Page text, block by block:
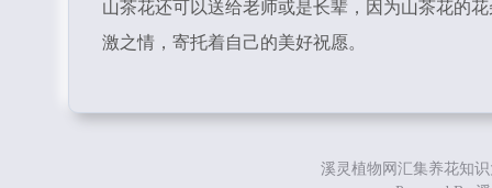
山茶花还可以送给老师或是长辈，因为山茶花的
激之情，寄托着自己的美好祝愿。
溪灵植物网汇集养花知